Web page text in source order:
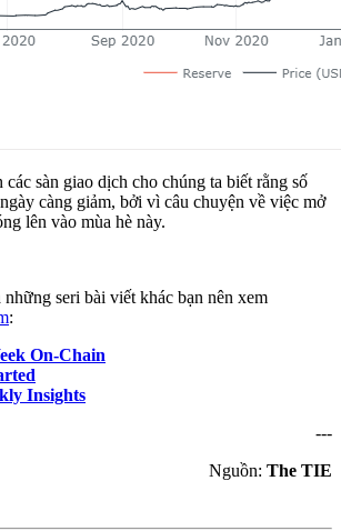
sàn giao dịch cho chúng ta biết rằng số
càng giảm, bởi vì câu chuyện về việc mở
lên vào mùa hè này.
seri bài viết khác bạn nên xem
:
On-Chain
Insights
---
Nguồn: The TIE